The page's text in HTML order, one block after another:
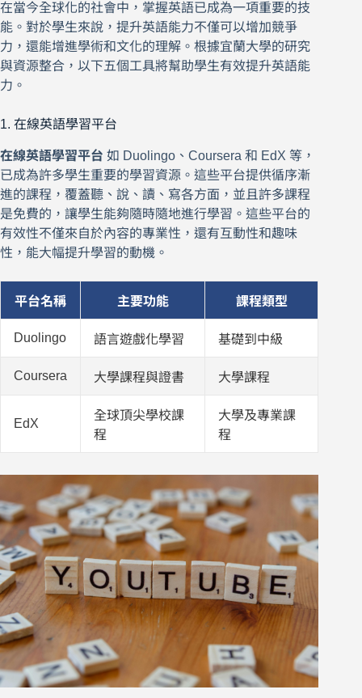
在當今全球化的社會中，掌握英語已成為一項重要的技
能。對於學生來說，提升英語能力不僅可以增加競爭
力，還能增進學術和文化的理解。根據宜蘭大學的研究
與資源整合，以下五個工具將幫助學生有效提升英語能
力。
1. 在線英語學習平台
在線英語學習平台 如 Duolingo、Coursera 和 EdX 等，
已成為許多學生重要的學習資源。這些平台提供循序漸
進的課程，覆蓋聽、說、讀、寫各方面，並且許多課程
是免費的，讓學生能夠隨時隨地進行學習。這些平台的
有效性不僅來自於內容的專業性，還有互動性和趣味
性，能大幅提升學習的動機。
平台名稱 主要功能 課程類型
Duolingo 語言遊戲化學習 基礎到中級
Coursera 大學課程與證書 大學課程
EdX
全球頂尖學校課
程
大學及專業課
程